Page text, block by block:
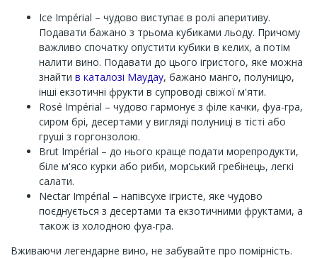
Ice Impérial – чудово виступає в ролі аперитиву.
Подавати бажано з трьома кубиками льоду. Причому
важливо спочатку опустити кубики в келих, а потім
налити вино. Подавати до цього ігристого, яке можна
знайти в каталозі Маудау, бажано манго, полуницю,
інші екзотичні фрукти в супроводі свіжої м'яти.
Rosé Impérial – чудово гармонує з філе качки, фуа-гра,
сиром брі, десертами у вигляді полуниці в тісті або
груші з горгонзолою.
Brut Impérial – до нього краще подати морепродукти,
біле м'ясо курки або риби, морський гребінець, легкі
салати.
Nectar Impérial – напівсухе ігристе, яке чудово
поєднується з десертами та екзотичними фруктами, а
також із холодною фуа-гра.
Вживаючи легендарне вино, не забувайте про помірність.